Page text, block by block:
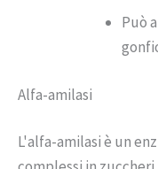
Può
Alfa-amilasi
L'alfa-amilasi è un